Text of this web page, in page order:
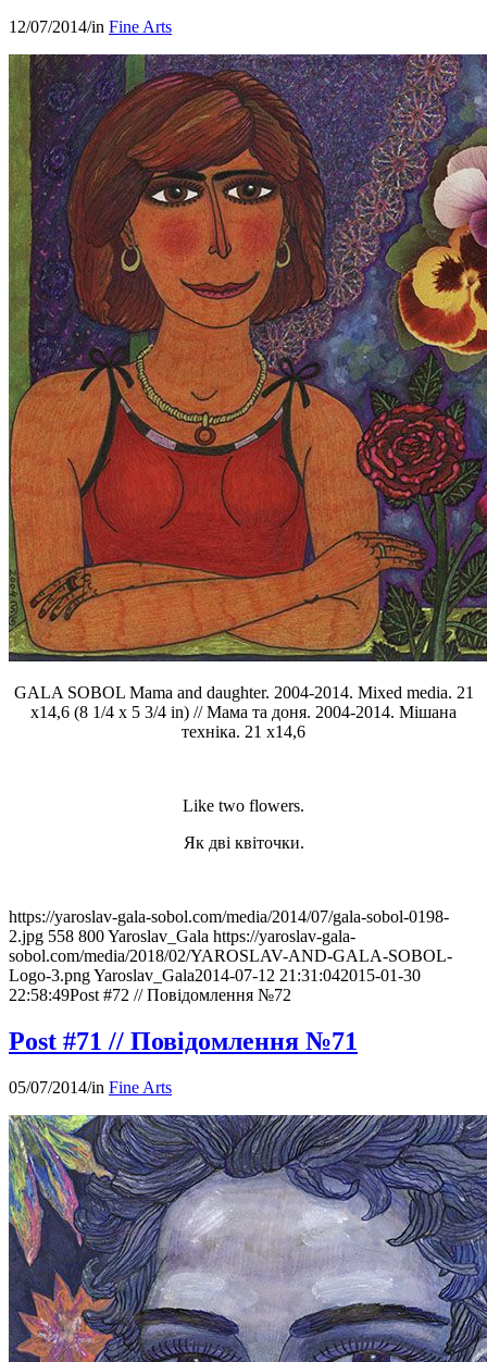
12/07/2014/in Fine Arts
GALA SOBOL Mama and daughter. 2004-2014. Mixed media. 21
x14,6 (8 1/4 x 5 3/4 in) // Мама та доня. 2004-2014. Мішана
техніка. 21 x14,6
Like two flowers.
Як дві квіточки.
https://yaroslav-gala-sobol.com/media/2014/07/gala-sobol-0198-
2.jpg 558 800Yaroslav_Gala https://yaroslav-gala-
sobol.com/media/2018/02/YAROSLAV-AND-GALA-SOBOL-
Logo-3.pngYaroslav_Gala2014-07-12 21:31:042015-01-30
22:58:49Post #72 // Повідомлення №72
Post #71 // Повідомлення №71
05/07/2014/in Fine Arts